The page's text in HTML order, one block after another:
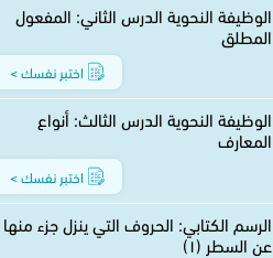
الوظيفة النحوية الدرس الثاني: المفعول
المطلق
اختبر نفسك >
الوظيفة النحوية الدرس الثالث: أنواع
المعارف
اختبر نفسك >
الرسم الكتابي: الحروف التي ينزل جزء منها
عن السطر (١)